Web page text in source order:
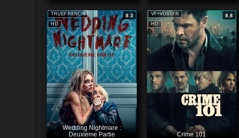
HD
TRUEFRENCH 8.3
Wedding Nightmare :
Deuxième Partie
HD
VF+VOSTFR 8.8
Crime 101